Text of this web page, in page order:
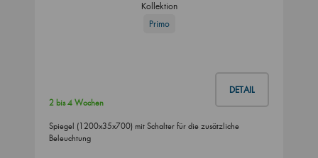
Kollektion
Primo
DETAIL
2 bis 4 Wochen
Spiegel (1200x35x700) mit Schalter für die zusätzliche
Beleuchtung